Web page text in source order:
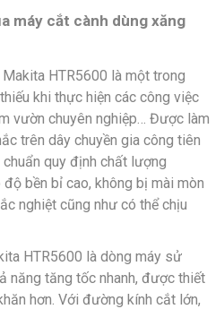
máy cắt cành dùng xăng
HTR5600 là một trong
khi thực hiện các công việc
vườn chuyên nghiệp… Được làm
trên dây chuyền gia công tiên
quy định chất lượng
bền bỉ cao, không bị mài mòn
nghiệt cũng như có thể chịu
HTR5600 là dòng máy sử
năng tăng tốc nhanh, được thiết
hơn. Với đường kính cắt lớn,